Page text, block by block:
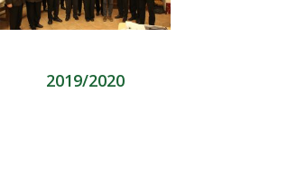
2019/2020